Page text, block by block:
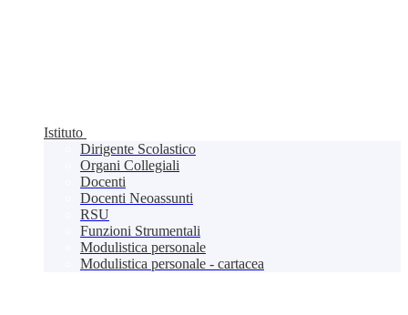
Istituto
Dirigente Scolastico
Organi Collegiali
Docenti
Docenti Neoassunti
RSU
Funzioni Strumentali
Modulistica personale
Modulistica personale - cartacea